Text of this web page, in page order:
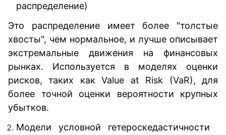
распределение)
Это распределение имеет более "толстые
хвосты", чем нормальное, и лучше описывает
экстремальные движения на финансовых
рынках. Используется в моделях оценки
рисков, таких как Value at Risk (VaR), для
более точной оценки вероятности крупных
убытков.
Модели условной гетероскедастичности